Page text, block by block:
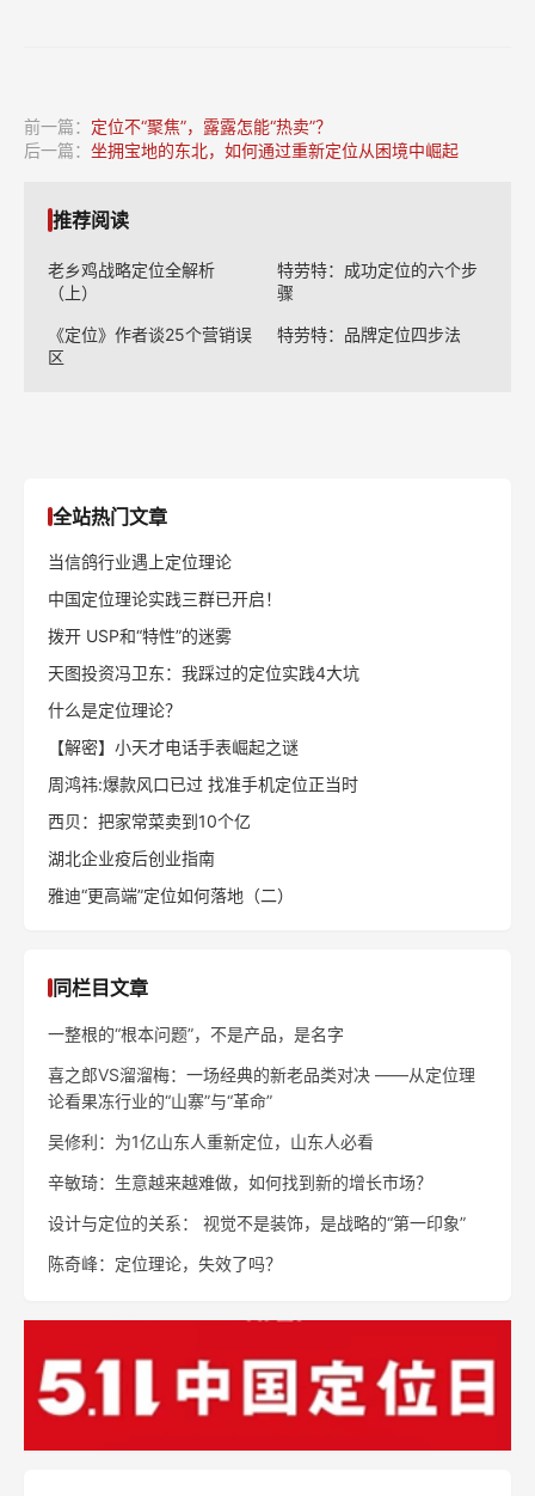
前一篇： 定位不“聚焦”，露露怎能“热卖”？
后一篇： 坐拥宝地的东北，如何通过重新定位从困境中崛起
推荐阅读
老乡鸡战略定位全解析
（上）
特劳特：成功定位的六个步
骤
《定位》作者谈25个营销误
区
特劳特：品牌定位四步法
全站热门文章
当信鸽行业遇上定位理论
中国定位理论实践三群已开启！
拨开 USP和“特性”的迷雾
天图投资冯卫东：我踩过的定位实践4大坑
什么是定位理论？
【解密】小天才电话手表崛起之谜
周鸿祎:爆款风口已过 找准手机定位正当时
西贝：把家常菜卖到10个亿
湖北企业疫后创业指南
雅迪“更高端”定位如何落地（二）
同栏目文章
一整根的“根本问题”，不是产品，是名字
喜之郎VS溜溜梅：一场经典的新老品类对决 ——从定位理
论看果冻行业的“山寨”与“革命”
吴修利：为1亿山东人重新定位，山东人必看
辛敏琦：生意越来越难做，如何找到新的增长市场？
设计与定位的关系： 视觉不是装饰，是战略的“第一印象”
陈奇峰：定位理论，失效了吗？